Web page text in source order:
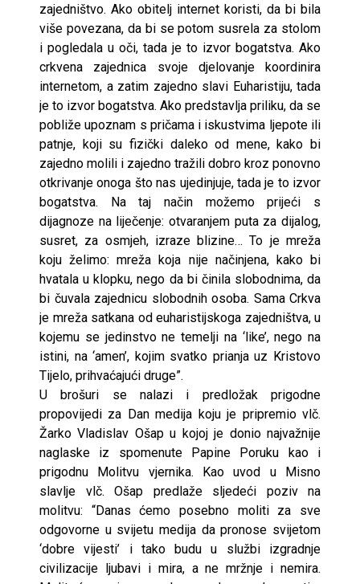
zajedništvo. Ako obitelj internet koristi, da bi bila
više povezana, da bi se potom susrela za stolom
i pogledala u oči, tada je to izvor bogatstva. Ako
crkvena zajednica svoje djelovanje koordinira
internetom, a zatim zajedno slavi Euharistiju, tada
je to izvor bogatstva. Ako predstavlja priliku, da se
pobliže upoznam s pričama i iskustvima ljepote ili
patnje, koji su fizički daleko od mene, kako bi
zajedno molili i zajedno tražili dobro kroz ponovno
otkrivanje onoga što nas ujedinjuje, tada je to izvor
bogatstva. Na taj način možemo prijeći s
dijagnoze na liječenje: otvaranjem puta za dijalog,
susret, za osmjeh, izraze blizine… To je mreža
koju želimo: mreža koja nije načinjena, kako bi
hvatala u klopku, nego da bi činila slobodnima, da
bi čuvala zajednicu slobodnih osoba. Sama Crkva
je mreža satkana od euharistijskoga zajedništva, u
kojemu se jedinstvo ne temelji na ‘like’, nego na
istini, na ‘amen’, kojim svatko prianja uz Kristovo
Tijelo, prihvaćajući druge”.
U brošuri se nalazi i predložak prigodne
propovijedi za Dan medija koju je pripremio vlč.
Žarko Vladislav Ošap u kojoj je donio najvažnije
naglaske iz spomenute Papine Poruku kao i
prigodnu Molitvu vjernika. Kao uvod u Misno
slavlje vlč. Ošap predlaže sljedeći poziv na
molitvu: “Danas ćemo posebno moliti za sve
odgovorne u svijetu medija da pronose svijetom
‘dobre vijesti’ i tako budu u službi izgradnje
civilizacije ljubavi i mira, a ne mržnje i nemira.